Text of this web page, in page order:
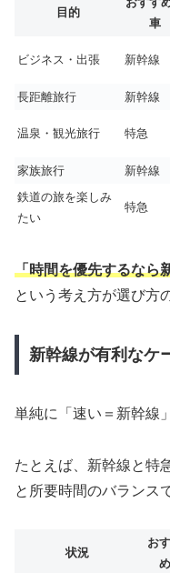
目的
車
ビジネス・出張 新幹線
長距離旅行
新幹線
温泉・観光旅行 特急
家族旅行
新幹線
鉄道の旅を楽しみ
たい
特急
「時間を優先するなら
という考え方が選び方
新幹線が有利なケ
単純に「速い＝新幹線
たとえば、新幹線と特
と所要時間のバランス
状況
お
め